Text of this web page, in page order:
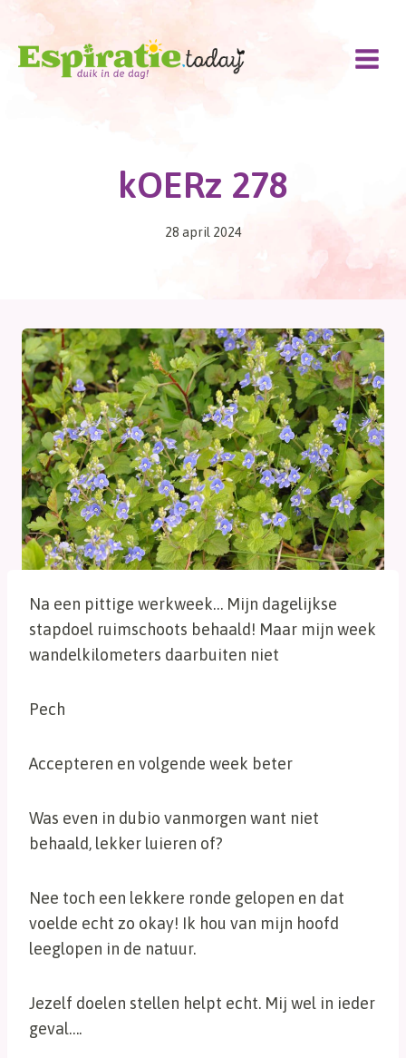
Doorgaan
inhoud
kOERz 278
28 april 2024
Na een pittige werkweek… Mijn dagelijkse
stapdoel ruimschoots behaald! Maar mijn week
wandelkilometers daarbuiten niet
Pech
Accepteren en volgende week beter
Was even in dubio vanmorgen want niet
behaald, lekker luieren of?
Nee toch een lekkere ronde gelopen en dat
voelde echt zo okay! Ik hou van mijn hoofd
leeglopen in de natuur.
Jezelf doelen stellen helpt echt. Mij wel in ieder
geval….